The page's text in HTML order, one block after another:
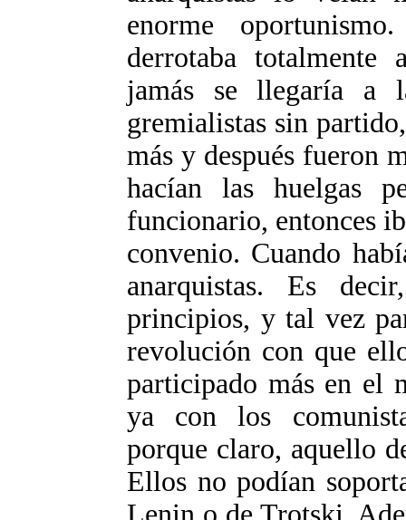
enorme
derrotaba
jamás se llegaría a
gremialistas sin
más y después fueron
hacían las huelgas
funcionario, entonces
convenio. Cuando
anarquistas. Es
principios, y tal vez
revolución con que
participado más en el
ya con los
porque claro, aquello
Ellos no podían